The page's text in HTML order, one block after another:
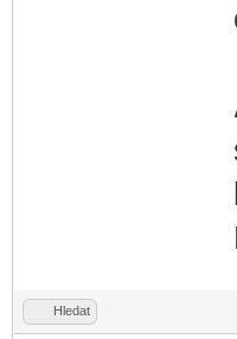
Hledat